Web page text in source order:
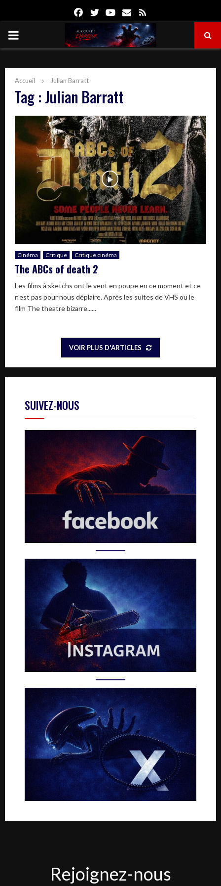
FacebookTwitterYoutube
Email
PRIMARY
Accueil Julian Barratt
Tag : Julian Barratt
Cinéma Critique Critique cinéma
The ABCs of death 2
Les films à sketchs ont le vent en poupe en ce moment et ce
n’est pas pour nous déplaire. Après les suites de VHS ou le
film The theatre bizarre......
VOIR PLUS D'ARTICLES
SUIVEZ-NOUS
nous
Rejoignez-nous